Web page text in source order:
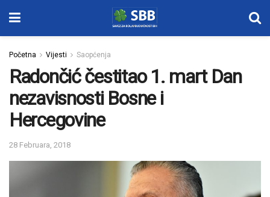
Početna Vijesti Saopćenja
Radončić čestitao 1. mart Dan
nezavisnosti Bosne i
Hercegovine
28 Februara, 2018